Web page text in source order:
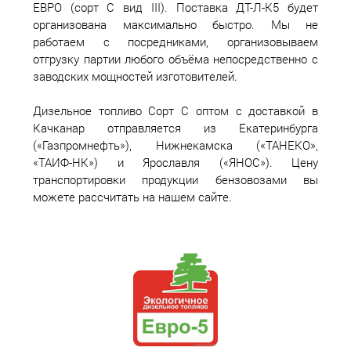
ЕВРО (сорт С вид III). Поставка ДТ-Л-К5 будет
организована максимально быстро. Мы не
работаем с посредниками, организовываем
отгрузку партии любого объёма непосредственно с
заводских мощностей изготовителей.
Дизельное топливо Сорт С оптом с доставкой в
Качканар отправляется из Екатеринбурга
(«Газпромнефть»), Нижнекамска («ТАНЕКО»,
«ТАИФ-НК») и Ярославля («ЯНОС»). Цену
транспортировки продукции бензовозами вы
можете рассчитать на нашем сайте.